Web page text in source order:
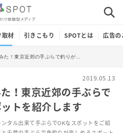
取材 引きこもり SPOTとは 広告
2019.05.13
！東京近郊の手ぶらで
トを紹介します
タル出来て手ぶらでOKなスポットをご紹